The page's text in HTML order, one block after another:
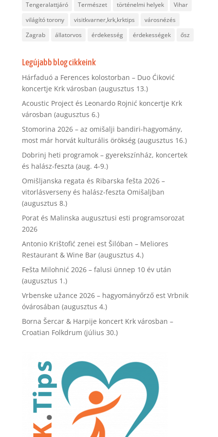
Tengeralattjáró
Természet történelmi helyek
Vihar
világító torony
visitkvarner,krk,krktips
városnézés
Zagrab
állatorvos érdekesség érdekességek ősz
Legújabb blog cikkeink
Hárfaduó a Ferences kolostorban – Duo Ćiković
koncertje Krk városban (augusztus 13.)
Acoustic Project és Leonardo Rojnić koncertje Krk
városban (augusztus 6.)
Stomorina 2026 – az omišalji bandiri-hagyomány,
most már horvát kulturális örökség (augusztus 16.)
Dobrinj heti programok – gyerekszínház, koncertek
és halász-feszta (aug. 4-9.)
Omišljanska regata és Ribarska fešta 2026 –
vitorlásverseny és halász-feszta Omišaljban
(augusztus 8.)
Porat és Malinska augusztusi esti programsorozat
2026
Antonio Krištofić zenei est Šilóban – Meliores
Restaurant & Wine Bar (augusztus 4.)
Fešta Milohnić 2026 – falusi ünnep 10 év után
(augusztus 1.)
Vrbenske užance 2026 – hagyományőrző est Vrbnik
óvárosában (augusztus 4.)
Borna Šercar & Harpije koncert Krk városban –
Croatian Folkdrum (július 30.)